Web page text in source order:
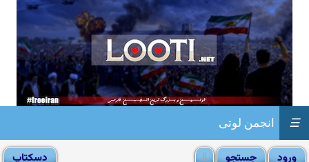
انجمن لوتی ☰